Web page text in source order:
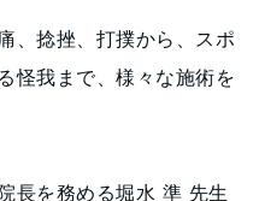
、捻挫、打撲から、スポ
怪我まで、様々な施術を
長を務める堀水 準 先生